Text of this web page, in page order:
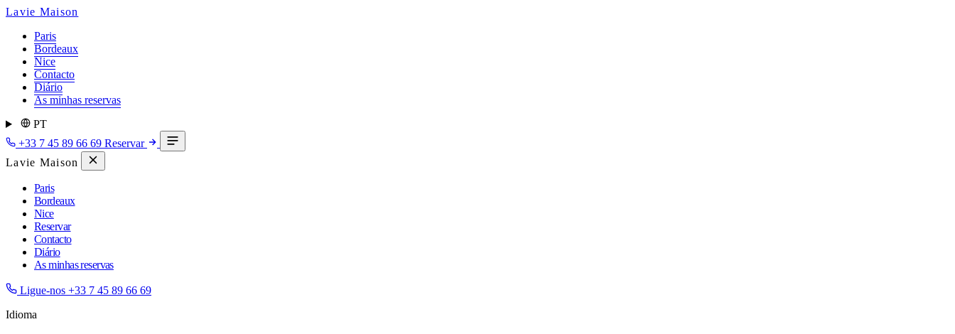
Lavie Maison
Paris
Bordeaux
Nice
Contacto
Diário
As minhas reservas
PT
+33 7 45 89 66 69 Reservar
Lavie Maison
Paris
Bordeaux
Nice
Reservar
Contacto
Diário
As minhas reservas
Ligue-nos +33 7 45 89 66 69
Idioma